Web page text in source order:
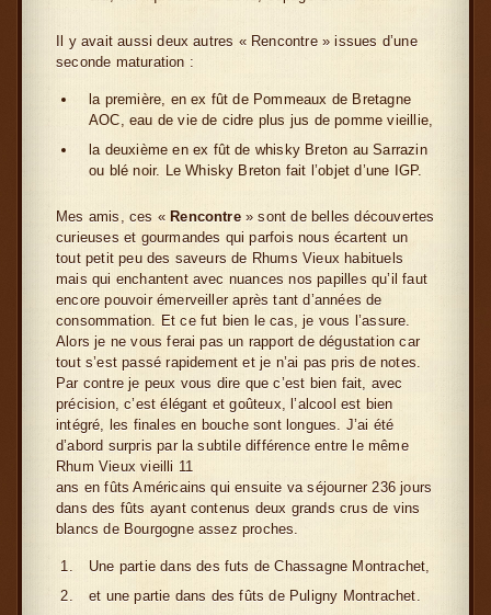
Il y avait aussi deux autres « Rencontre » issues d’une
seconde maturation :
la première, en ex fût de Pommeaux de Bretagne
AOC, eau de vie de cidre plus jus de pomme vieillie,
la deuxième en ex fût de whisky Breton au Sarrazin
ou blé noir. Le Whisky Breton fait l’objet d’une IGP.
Mes amis, ces « Rencontre» sont de belles découvertes
curieuses et gourmandes qui parfois nous écartent un
tout petit peu des saveurs de Rhums Vieux habituels
mais qui enchantent avec nuances nos papilles qu’il faut
encore pouvoir émerveiller après tant d’années de
consommation. Et ce fut bien le cas, je vous l’assure.
Alors je ne vous ferai pas un rapport de dégustation car
tout s’est passé rapidement et je n’ai pas pris de notes.
Par contre je peux vous dire que c’est bien fait, avec
précision, c’est élégant et goûteux, l’alcool est bien
intégré, les finales en bouche sont longues. J’ai été
d’abord surpris par la subtile différence entre le même
Rhum Vieux vieilli 11
ans en fûts Américains qui ensuite va séjourner 236 jours
dans des fûts ayant contenus deux grands crus de vins
blancs de Bourgogne assez proches.
Une partie dans des futs de Chassagne Montrachet,
et une partie dans des fûts de Puligny Montrachet.